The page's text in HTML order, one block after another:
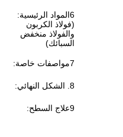
6المواد الرئيسية:
(فولاذ الكربون
والفولاذ منخفض
السبائك)
7مواصفات خاصة:
8. الشكل النهائي:
9علاج السطح: